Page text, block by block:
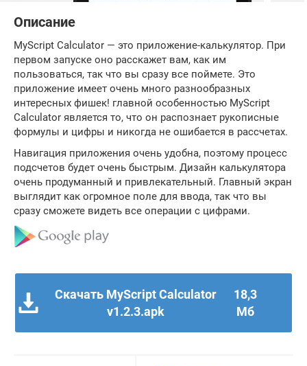
Описание
MyScript Calculator — это приложение-калькулятор. При
первом запуске оно расскажет вам, как им
пользоваться, так что вы сразу все поймете. Это
приложение имеет очень много разнообразных
интересных фишек! главной особенностью MyScript
Calculator является то, что он распознает рукописные
формулы и цифры и никогда не ошибается в рассчетах.
Навигация приложения очень удобна, поэтому процесс
подсчетов будет очень быстрым. Дизайн калькулятора
очень продуманный и привлекательный. Главный экран
выглядит как огромное поле для ввода, так что вы
сразу сможете видеть все операции с цифрами.
Скачать MyScript Calculator
v1.2.3.apk
18,3
Мб